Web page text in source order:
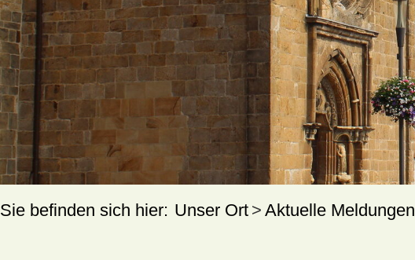
Unser Ort Aktuelle Meldungen